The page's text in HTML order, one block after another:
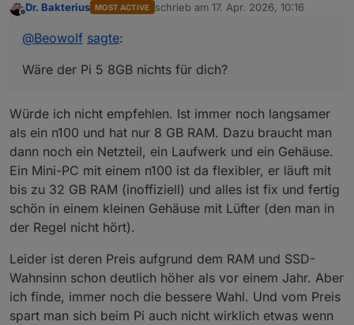
Dr. Bakterius MOST ACTIVE schrieb am 17. Apr. 2026, 10:16
zuletzt editiert von
@Beowolf sagte:
Wäre der Pi 5 8GB nichts für dich?
Würde ich nicht empfehlen. Ist immer noch langsamer
als ein n100 und hat nur 8 GB RAM. Dazu braucht man
dann noch ein Netzteil, ein Laufwerk und ein Gehäuse.
Ein Mini-PC mit einem n100 ist da flexibler, er läuft mit
bis zu 32 GB RAM (inoffiziell) und alles ist fix und fertig
schön in einem kleinen Gehäuse mit Lüfter (den man in
der Regel nicht hört).
Leider ist deren Preis aufgrund dem RAM und SSD-
Wahnsinn schon deutlich höher als vor einem Jahr. Aber
ich finde, immer noch die bessere Wahl. Und vom Preis
spart man sich beim Pi auch nicht wirklich etwas wenn